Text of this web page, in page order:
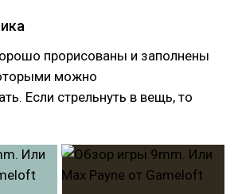
прорисованы и заполнены
можно
Если стрельнуть в вещь, то